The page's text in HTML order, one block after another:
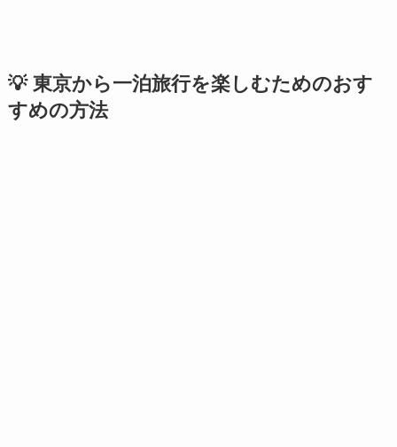
💡 東京から一泊旅行を楽しむためのおす
すめの方法